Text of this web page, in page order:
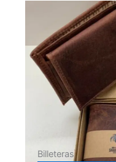
Billeteras